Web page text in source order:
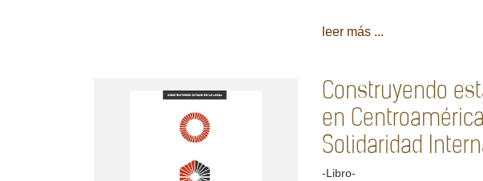
leer más ...
Construyendo
en
Solidaridad
-Libro-